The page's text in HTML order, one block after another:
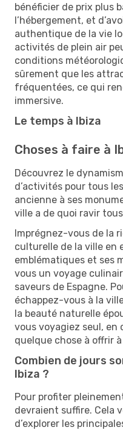
bénéficier de prix plus
l’hébergement, et
authentique de la vie
activités de plein air
conditions
sûrement que les
fréquentées, ce qui
immersive.
Le temps à Ibiza
Choses à faire à
Découvrez le
d’activités pour tous
ancienne à ses
ville a de quoi ravir
Imprégnez-vous de la
culturelle de la ville en
emblématiques et ses
vous un voyage
saveurs de Espagne.
échappez-vous à la
la beauté naturelle
vous voyagiez seul, en
quelque chose à offrir
Combien de jours
Ibiza ?
Pour profiter
devraient suffire. Cela
d’explorer les